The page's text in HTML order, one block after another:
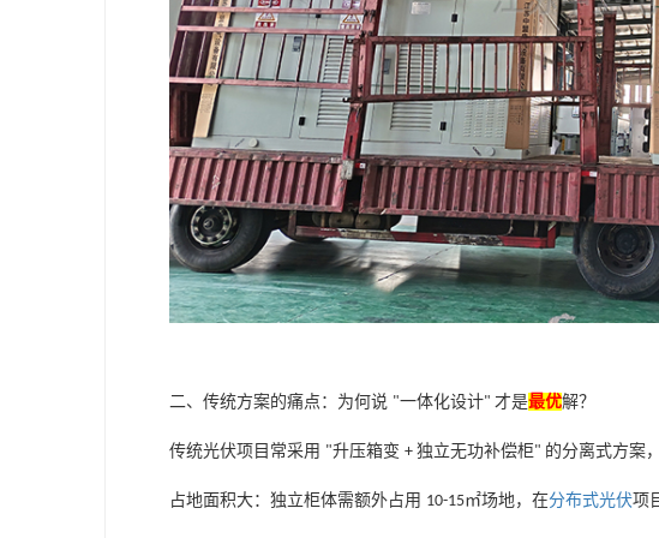
二、传统方案的痛点：为何说 "一体化设计" 才是最优解？
传统光伏项目常采用 "升压箱变 + 独立无功补偿柜" 的分离式方案
占地面积大：独立柜体需额外占用 10-15㎡场地，在分布式光伏项